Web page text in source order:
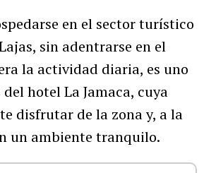
en el sector turístico
sin adentrarse en el
la actividad diaria, es uno
hotel La Jamaca, cuya
disfrutar de la zona y, a la
un ambiente tranquilo.